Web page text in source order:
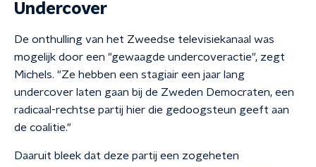
Undercover
De onthulling van het Zweedse televisiekanaal was
mogelijk door een "gewaagde undercoveractie", zegt
Michels. "Ze hebben een stagiair een jaar lang
undercover laten gaan bij de Zweden Democraten, een
radicaal-rechtse partij hier die gedoogsteun geeft aan
de coalitie."
Daaruit bleek dat deze partij een zogeheten